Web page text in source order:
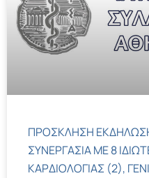
ΠΡΟΣΚΛΗΣΗ
ΣΥΝΕΡΓΑΣΙΑ ΜΕ 8
ΚΑΡΔΙΟΛΟΓΙΑΣ (2),